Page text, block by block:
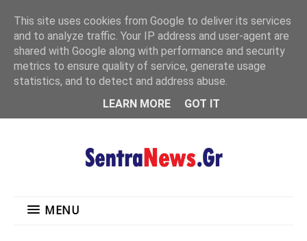
MENU
MENU
This site uses cookies from Google to deliver its services
and to analyze traffic. Your IP address and user-agent are
shared with Google along with performance and security
metrics to ensure quality of service, generate usage
statistics, and to detect and address abuse.
LEARN MORE
GOT IT